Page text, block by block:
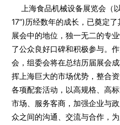
上海食品机械设备展览会（
17”)历经数年的成长，已奠定
展会中的地位，独一无二的专
了公众良好口碑和积极参与。
会，组委会将在总结历届展会
挥上海巨大的市场优势，整合
各项配套活动，以高规格、高
市场、服务客商，加强企业与
众之间的沟通、交流与合作，